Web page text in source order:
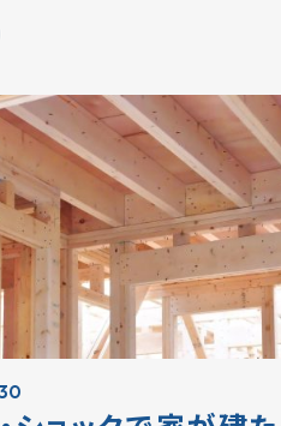
する条例が成立しました。 関東
た自治体はまだありませんが